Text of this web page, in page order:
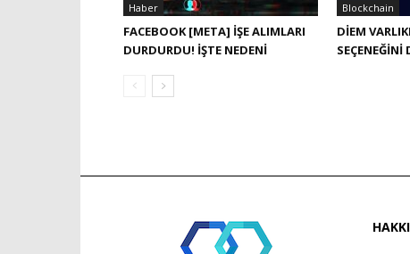
Haber
FACEBOOK [META] IŞE ALIMLARI
DURDURDU! İŞTE NEDENI
Blockchain
DIEM
SEÇENEĞINI